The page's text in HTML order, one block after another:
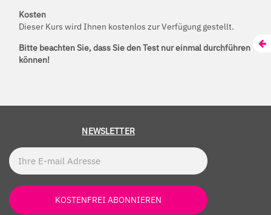
Kosten
Dieser Kurs wird Ihnen kostenlos zur Verfügung gestellt.
Bitte beachten Sie, dass Sie den Test nur einmal durchführen
können!
NEWSLETTER
KOSTENFREI ABONNIEREN